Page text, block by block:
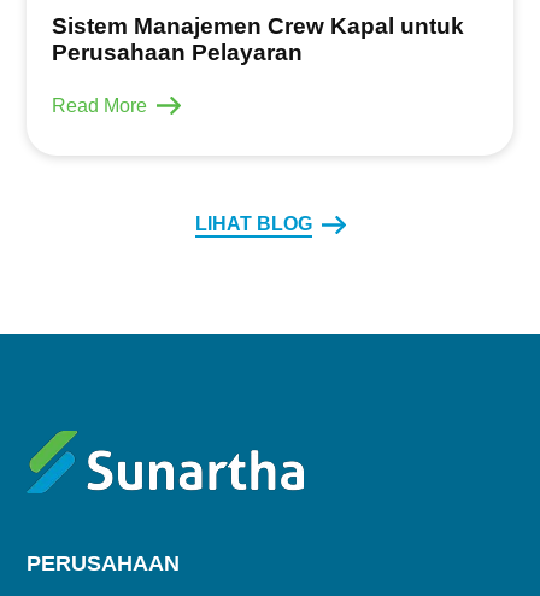
Sistem Manajemen Crew Kapal untuk
Perusahaan Pelayaran
Read More
LIHAT BLOG
PERUSAHAAN